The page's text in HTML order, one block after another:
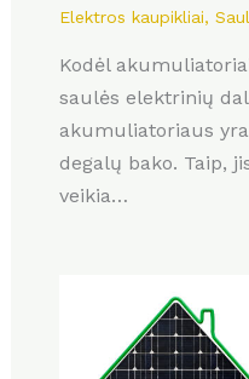
Elektros kaupikliai,
Kodėl
saulės elektrinių
akumuliatoriaus
degalų bako. Taip,
veikia…